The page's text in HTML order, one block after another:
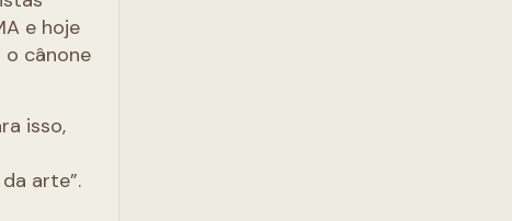
e hoje
cânone
isso,
arte”.